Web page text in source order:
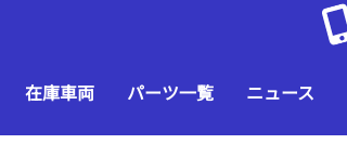
在庫車両 パーツ一覧 ニュース